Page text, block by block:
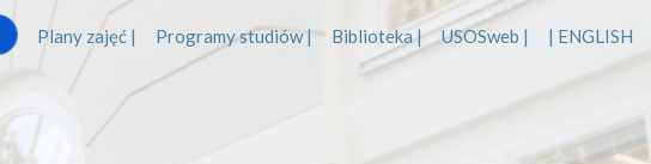
Plany zajęć | Programy studiów | Biblioteka | USOSweb | | ENGLISH